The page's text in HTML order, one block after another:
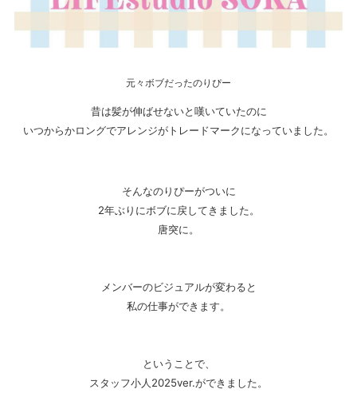
元々ボブだったのりぴー
昔は髪が伸ばせないと嘆いていたのに
いつからかロングでアレンジがトレードマークになっていました。
そんなのりぴーがついに
2年ぶりにボブに戻してきました。
唐突に。
メンバーのビジュアルが変わると
私の仕事ができます。
ということで、
スタッフ小人2025ver.ができました。